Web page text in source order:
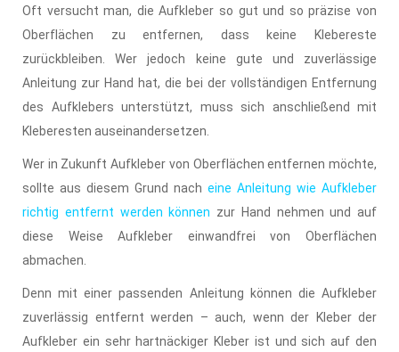
Oft versucht man, die Aufkleber so gut und so präzise von
Oberflächen zu entfernen, dass keine Klebereste
zurückbleiben. Wer jedoch keine gute und zuverlässige
Anleitung zur Hand hat, die bei der vollständigen Entfernung
des Aufklebers unterstützt, muss sich anschließend mit
Kleberesten auseinandersetzen.
Wer in Zukunft Aufkleber von Oberflächen entfernen möchte,
sollte aus diesem Grund nach eine Anleitung wie Aufkleber
richtig entfernt werden können zur Hand nehmen und auf
diese Weise Aufkleber einwandfrei von Oberflächen
abmachen.
Denn mit einer passenden Anleitung können die Aufkleber
zuverlässig entfernt werden – auch, wenn der Kleber der
Aufkleber ein sehr hartnäckiger Kleber ist und sich auf den